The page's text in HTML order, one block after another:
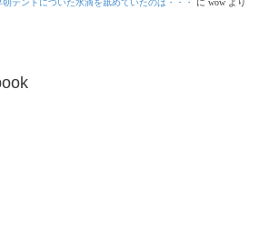
テントについた水滴を舐めていたのは・・・ に wow より